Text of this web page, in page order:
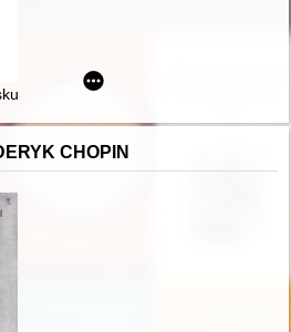
i Sopocie w pierwszej połowie XX
CHOPIN